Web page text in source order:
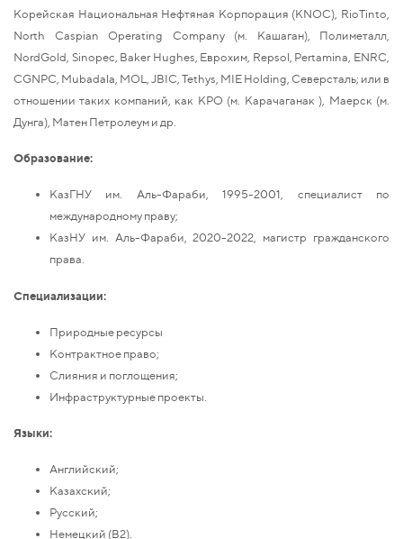
Корейская Национальная Нефтяная Корпорация (KNOC), RiоTintо,
Nоrth Caspian Operating Company (м. Кашаган), Полиметалл,
NordGold, Sinopec, Baker Hughes, Еврохим, Repsol, Pertamina, ENRC,
CGNPC, Mubadala, MOL, JBIC, Tethys, MIE Holding, Северсталь; или в
отношении таких компаний, как KPO (м. Карачаганак ), Маерск (м.
Дунга), Матен Петролеум и др.
Образование:
КазГНУ им. Аль-Фараби, 1995-2001, специалист по
международному праву;
КазНУ им. Аль-Фараби, 2020-2022, магистр гражданского
права.
Специализации:
Природные ресурсы
Контрактное право;
Слияния и поглощения;
Инфраструктурные проекты.
Языки:
Английский;
Казахский;
Русский;
Немецкий (B2).